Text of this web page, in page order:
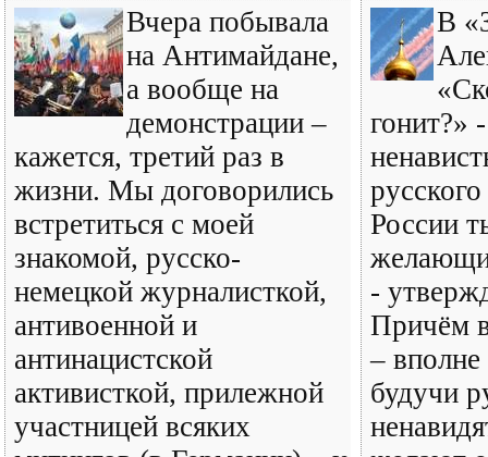
Вчера побывала
на Антимайдане,
а вообще на
демонстрации –
кажется, третий раз в
жизни. Мы договорились
встретиться с моей
знакомой, русско-
немецкой журналисткой,
антивоенной и
антинацистской
активисткой, прилежной
участницей всяких
В
гонит?»
России
-
Причём
–
будучи